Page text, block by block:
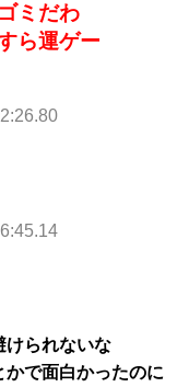
ミだわ
ら運ゲー
けられないな
で面白かったのに